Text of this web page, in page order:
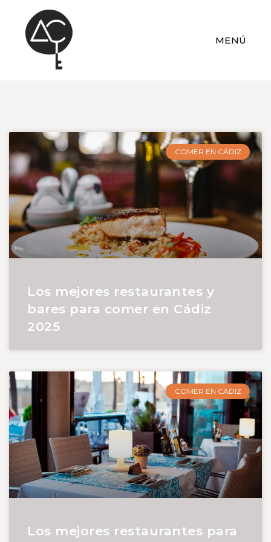
MENÚ
COMER EN CÁDIZ
Los mejores restaurantes y
bares para comer en Cádiz
2025
COMER EN CÁDIZ
Los mejores restaurantes para